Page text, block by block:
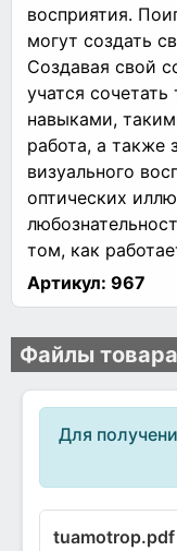
восприятия.
могут создать
Создавая свой
учатся
навыками,
работа, а также
визуального
оптических
том, как
Артикул: 967
Файлы товара
Для
tuamotrop.pdf